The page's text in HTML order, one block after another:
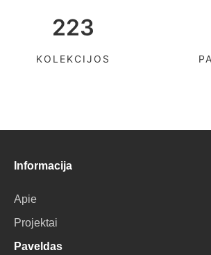
223
KOLEKCIJOS
Informacija
Apie
Projektai
Paveldas